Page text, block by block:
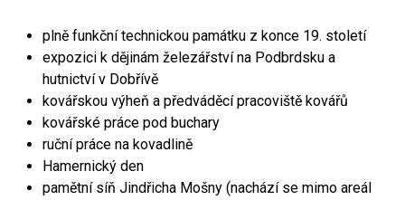
plně funkční technickou památku z konce 19. století
expozici k dějinám železářství na Podbrdsku a
hutnictví v Dobřívě
kovářskou výheň a předváděcí pracoviště kovářů
kovářské práce pod buchary
ruční práce na kovadlině
Hamernický den
pamětní síň Jindřicha Mošny (nachází se mimo areál